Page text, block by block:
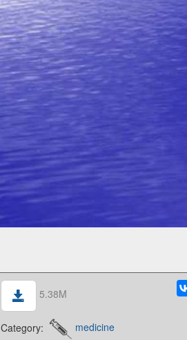
5.38M
Category: medicine